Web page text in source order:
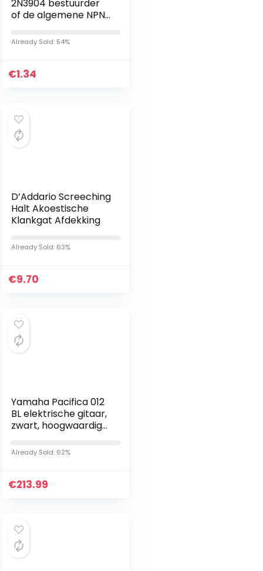
2N3904 bestuurder
of de algemene NPN
audioversterkers, 5
stuks
Already Sold: 54%
€1.34
D’Addario Screeching
Halt Akoestische
Klankgat Afdekking
Already Sold: 63%
€9.70
Yamaha Pacifica 012
BL elektrische gitaar,
zwart, hoogwaardige
voor beginners in
elegant design, 4/4…
Already Sold: 62%
€213.99